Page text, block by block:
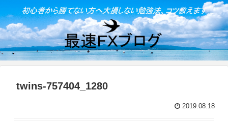
twins-757404_1280
2019.08.18